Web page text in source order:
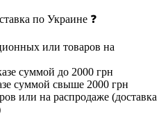
по Украине ❓
или товаров на
суммой до 2000 грн
суммой свыше 2000 грн
или на распродаже (доставка